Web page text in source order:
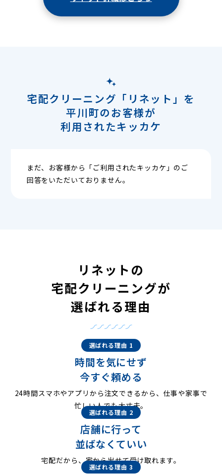
宅配クリーニング「リネット」を
平川町のお客様が
利用されたキッカケ
まだ、お客様から「ご利用されたキッカケ」のご
回答をいただいておりません。
リネットの
宅配クリーニングが
選ばれる理由
選ばれる理由 1
時間を気にせず
今すぐ頼める
24時間スマホやアプリから注文できるから、仕事や家事で
忙しい人でも大丈夫。
選ばれる理由 2
店舗に行って
並ばなくていい
宅配だから、家から出せて受け取れます。
選ばれる理由 3